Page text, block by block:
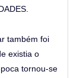
também foi
existia o
tornou-se